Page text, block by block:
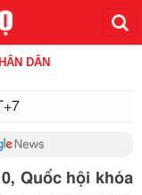
DÂN
Quốc hội khóa